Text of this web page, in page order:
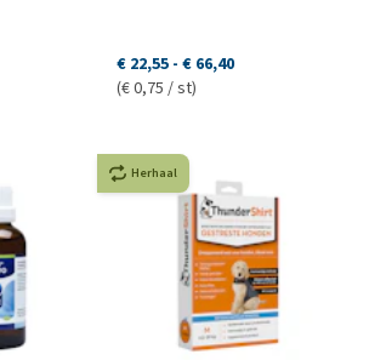
€ 22,55 - € 66,40
(€ 0,75 / st)
Herhaal